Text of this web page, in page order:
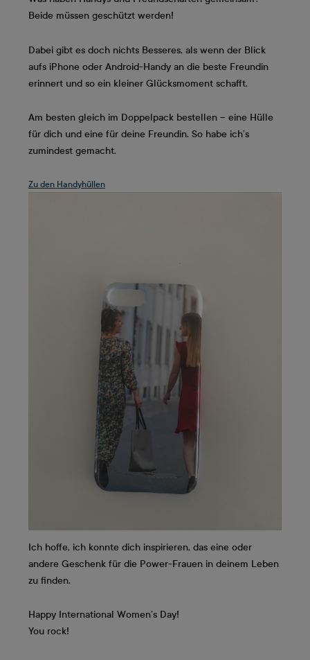
Beide müssen geschützt werden!
Dabei gibt es doch nichts Besseres, als wenn der Blick
aufs iPhone oder Android-Handy an die beste Freundin
erinnert und so ein kleiner Glücksmoment schafft.
Am besten gleich im Doppelpack bestellen – eine Hülle
für dich und eine für deine Freundin. So habe ich’s
zumindest gemacht.
Zu den Handyhüllen
Ich hoffe, ich konnte dich inspirieren, das eine oder
andere Geschenk für die Power-Frauen in deinem Leben
zu finden.
Happy International Women’s Day!
You rock!